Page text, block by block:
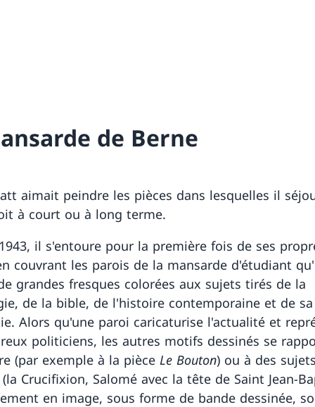
de Berne
aimait peindre les pièces dans lesquelles il
à court ou à long terme.
il s'entoure pour la première fois de ses
couvrant les parois de la mansarde d'étudiant
grandes fresques colorées aux sujets tirés de la
de la bible, de l'histoire contemporaine et de
Alors qu'une paroi caricaturise l'actualité et
politiciens, les autres motifs dessinés se
(par exemple à la pièce Le Bouton) ou à des sujets
Crucifixion, Salomé avec la tête de Saint Jean-
en image, sous forme de bande dessinée,